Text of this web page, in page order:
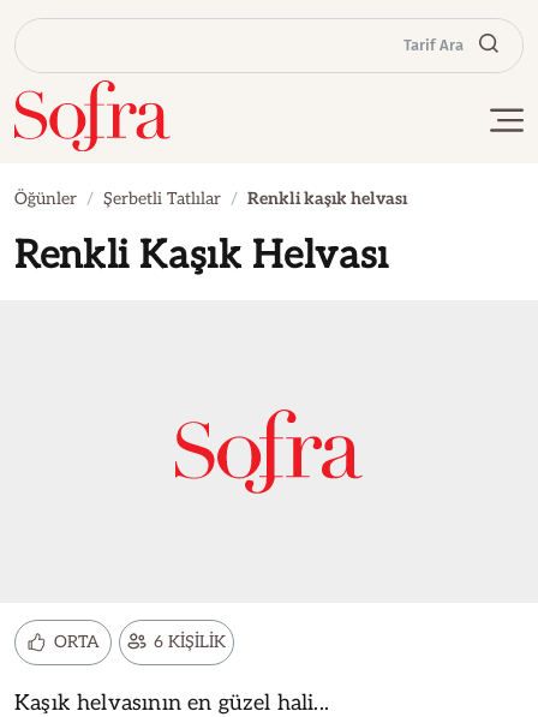
Tarif Ara
Öğünler Şerbetli Tatlılar Renkli kaşık helvası
Renkli Kaşık Helvası
ORTA 6 KİŞİLİK
Kaşık helvasının en güzel hali...